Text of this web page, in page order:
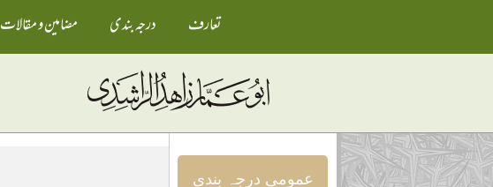
تعارف درجہ بندی مضامین و مقالات
عمومی درجہ بندی